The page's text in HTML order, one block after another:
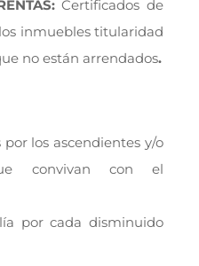
Certificados de
inmuebles titularidad
no están arrendados.
los ascendientes y/o
convivan con el
por cada disminuido